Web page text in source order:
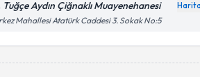
Tuğçe Aydın Çiğnaklı Muayenehanesi
Mahallesi Atatürk Caddesi 3. Sokak No:5